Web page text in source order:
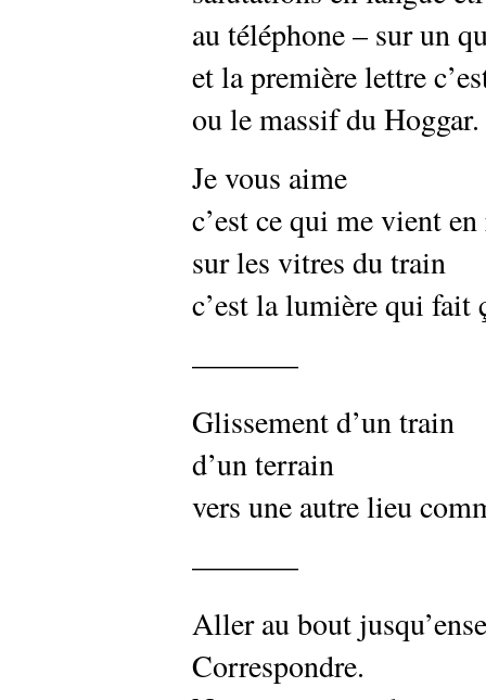
au téléphone – sur un
et la première lettre
ou le massif du Hoggar.
Je vous aime
c’est ce qui me vient
sur les vitres du train
c’est la lumière qui fait
———–
Glissement d’un train
d’un terrain
vers une autre lieu
———–
Aller au bout
Correspondre.